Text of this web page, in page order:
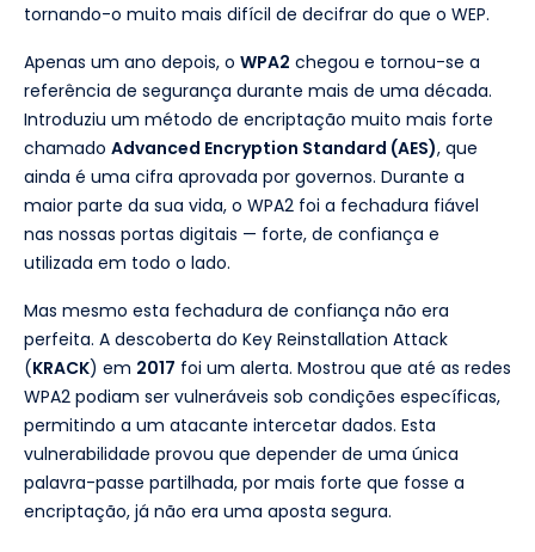
tornando-o muito mais difícil de decifrar do que o WEP.
Apenas um ano depois, o WPA2 chegou e tornou-se a
referência de segurança durante mais de uma década.
Introduziu um método de encriptação muito mais forte
chamado Advanced Encryption Standard (AES), que
ainda é uma cifra aprovada por governos. Durante a
maior parte da sua vida, o WPA2 foi a fechadura fiável
nas nossas portas digitais — forte, de confiança e
utilizada em todo o lado.
Mas mesmo esta fechadura de confiança não era
perfeita. A descoberta do Key Reinstallation Attack
(KRACK) em 2017 foi um alerta. Mostrou que até as redes
WPA2 podiam ser vulneráveis sob condições específicas,
permitindo a um atacante intercetar dados. Esta
vulnerabilidade provou que depender de uma única
palavra-passe partilhada, por mais forte que fosse a
encriptação, já não era uma aposta segura.